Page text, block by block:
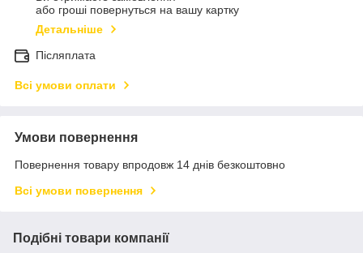
або гроші повернуться на вашу картку
Детальніше
Післяплата
Всі умови оплати
Умови повернення
Повернення товару впродовж 14 днів безкоштовно
Всі умови повернення
Подібні товари компанії